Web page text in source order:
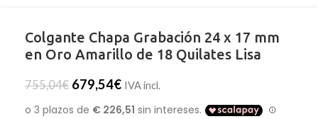
Colgante Chapa Grabación 24 x 17 mm
en Oro Amarillo de 18 Quilates Lisa
755,04€ 679,54€ IVA incl.